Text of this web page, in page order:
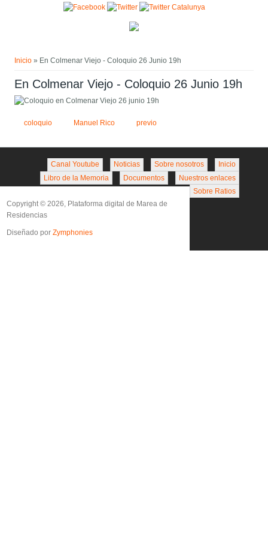
Pasar al contenido principal
Inicio » En Colmenar Viejo - Coloquio 26 Junio 19h
En Colmenar Viejo - Coloquio 26 Junio 19h
coloquio Manuel Rico previo
Inicio
Sobre nosotros
Noticias
Canal Youtube
Nuestros enlaces
Documentos
Libro de la Memoria
Sobre Ratios
Copyright © 2026, Plataforma digital de Marea de
Residencias
Diseñado porZymphonies